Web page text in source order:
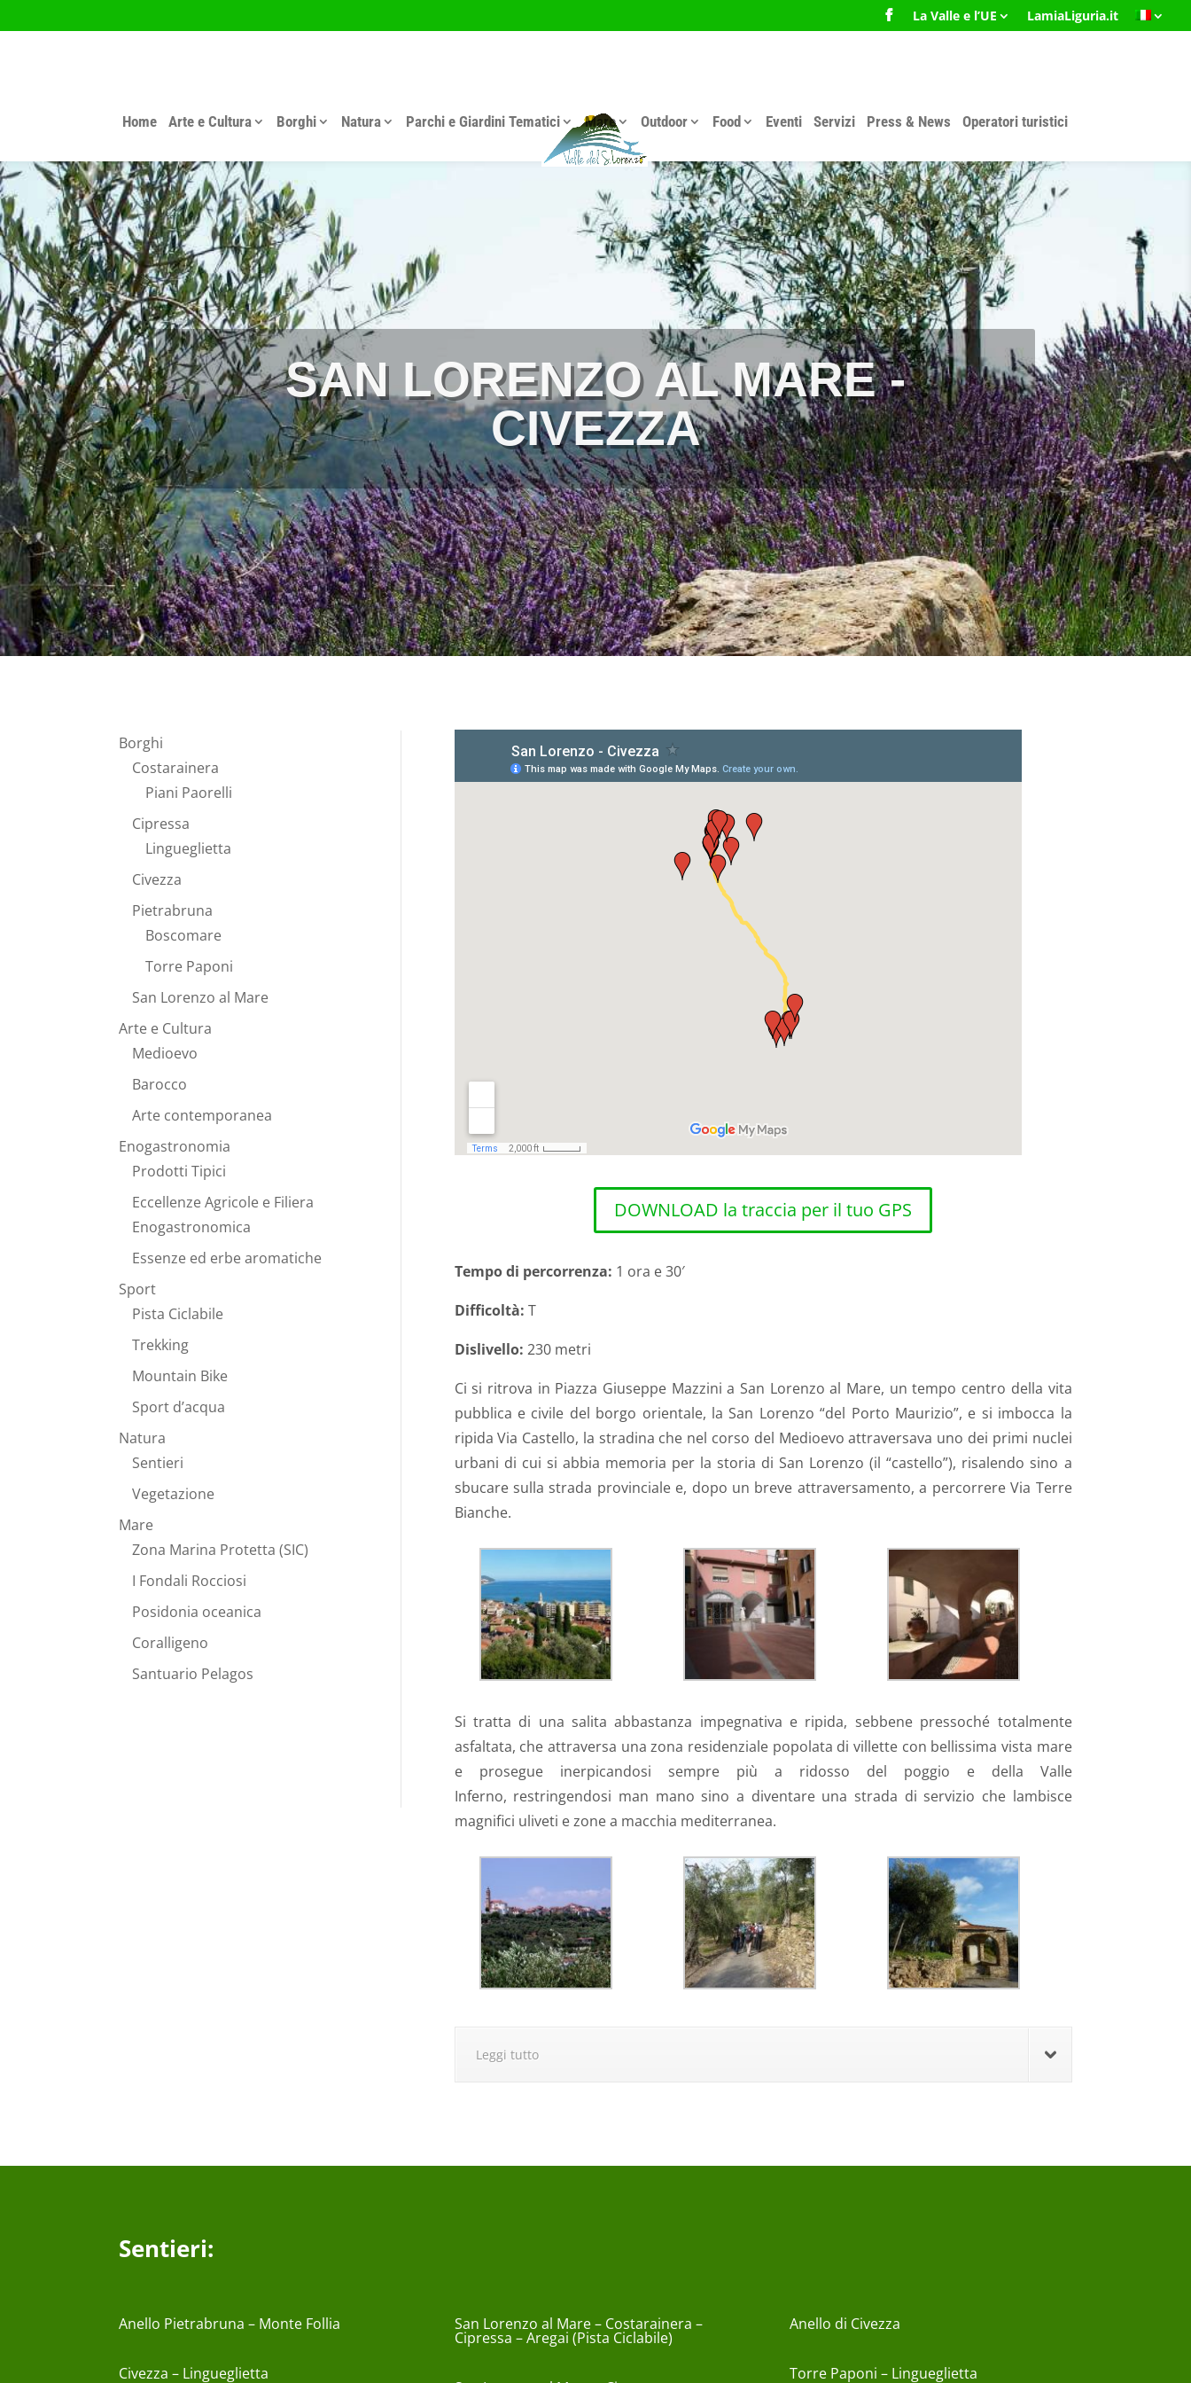
La Valle e l’UE LamiaLiguria.it
Home Arte e Cultura Borghi Natura Parchi e Giardini Tematici Mare Outdoor Food Eventi Servizi Press & News Operatori turistici
SAN LORENZO AL MARE -
CIVEZZA
Borghi
Costarainera
Piani Paorelli
Cipressa
Lingueglietta
Civezza
Pietrabruna
Boscomare
Torre Paponi
San Lorenzo al Mare
Arte e Cultura
Medioevo
Barocco
Arte contemporanea
Enogastronomia
Prodotti Tipici
Eccellenze Agricole e Filiera
Enogastronomica
Essenze ed erbe aromatiche
Sport
Pista Ciclabile
Trekking
Mountain Bike
Sport d’acqua
Natura
Sentieri
Vegetazione
Mare
Zona Marina Protetta (SIC)
I Fondali Rocciosi
Posidonia oceanica
Coralligeno
Santuario Pelagos
DOWNLOAD la traccia per il tuo GPS
Tempo di percorrenza: 1 ora e 30′
Difficoltà: T
Dislivello: 230 metri
Ci si ritrova in Piazza Giuseppe Mazzini a San Lorenzo al Mare, un tempo centro della vita
pubblica e civile del borgo orientale, la San Lorenzo “del Porto Maurizio”, e si imbocca la
ripida Via Castello, la stradina che nel corso del Medioevo attraversava uno dei primi nuclei
urbani di cui si abbia memoria per la storia di San Lorenzo (il “castello”), risalendo sino a
sbucare sulla strada provinciale e, dopo un breve attraversamento, a percorrere Via Terre
Bianche.
Si tratta di una salita abbastanza impegnativa e ripida, sebbene pressoché totalmente
asfaltata, che attraversa una zona residenziale popolata di villette con bellissima vista mare
e prosegue inerpicandosi sempre più a ridosso del poggio e della Valle
Inferno, restringendosi man mano sino a diventare una strada di servizio che lambisce
magnifici uliveti e zone a macchia mediterranea.
Leggi tutto
Sentieri:
Anello Pietrabruna – Monte Follia
Civezza – Lingueglietta
San Lorenzo al Mare – Costarainera –
Cipressa – Aregai (Pista Ciclabile)
Anello di Civezza
Torre Paponi – Lingueglietta